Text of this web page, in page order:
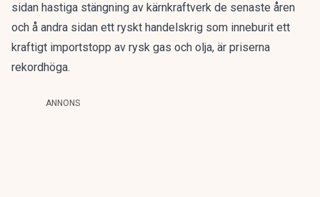
sidan hastiga stängning av kärnkraftverk de senaste åren
och å andra sidan ett ryskt handelskrig som inneburit ett
kraftigt importstopp av rysk gas och olja, är priserna
rekordhöga.
ANNONS